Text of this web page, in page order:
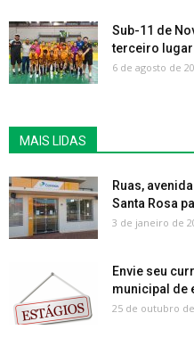
Sub-11 de
terceiro lugar
6 de agosto de
MAIS LIDAS
Ruas,
Santa Rosa
3 de janeiro de
Envie seu
municipal de
25 de outubro